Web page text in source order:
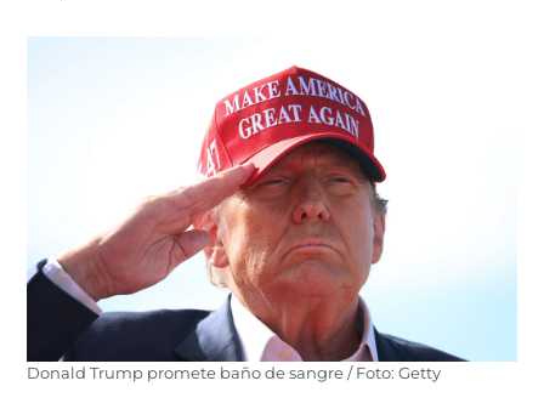
Donald Trump promete baño de sangre / Foto: Getty